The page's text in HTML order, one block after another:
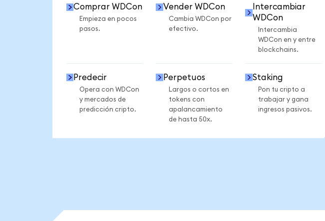
Comprar WDCon
Empieza en pocos
pasos.
Vender WDCon
Cambia WDCon por
efectivo.
Intercambiar
WDCon
Intercambia
WDCon en y entre
blockchains.
Predecir
Opera con WDCon
y mercados de
predicción cripto.
Perpetuos
Largos o cortos en
tokens con
apalancamiento
de hasta 50x.
Staking
Pon tu cripto a
trabajar y gana
ingresos pasivos.